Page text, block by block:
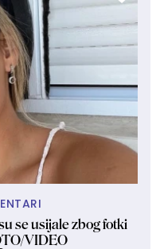
se usijale zbog fotki
VIDEO